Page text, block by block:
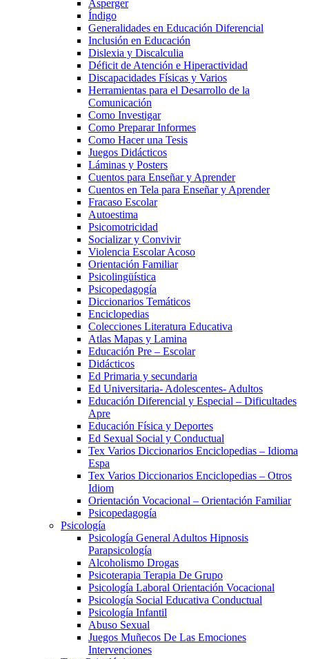
Asperger
Índigo
Generalidades en Educación Diferencial
Inclusión en Educación
Dislexia y Discalculia
Déficit de Atención e Hiperactividad
Discapacidades Físicas y Varios
Herramientas para el Desarrollo de la
Comunicación
Como Investigar
Como Preparar Informes
Como Hacer una Tesis
Juegos Didácticos
Láminas y Posters
Cuentos para Enseñar y Aprender
Cuentos en Tela para Enseñar y Aprender
Fracaso Escolar
Autoestima
Psicomotricidad
Socializar y Convivir
Violencia Escolar Acoso
Orientación Familiar
Psicolingüística
Psicopedagogía
Diccionarios Temáticos
Enciclopedias
Colecciones Literatura Educativa
Atlas Mapas y Lamina
Educación Pre – Escolar
Didácticos
Ed Primaria y secundaria
Ed Universitaria- Adolescentes- Adultos
Educación Diferencial y Especial – Dificultades
Apre
Educación Física y Deportes
Ed Sexual Social y Conductual
Tex Varios Diccionarios Enciclopedias – Idioma
Espa
Tex Varios Diccionarios Enciclopedias – Otros
Idiom
Orientación Vocacional – Orientación Familiar
Psicopedagogía
Psicología
Psicología General Adultos Hipnosis
Parapsicología
Alcoholismo Drogas
Psicoterapia Terapia De Grupo
Psicología Laboral Orientación Vocacional
Psicología Social Educativa Conductual
Psicología Infantil
Abuso Sexual
Juegos Muñecos De Las Emociones
Intervenciones